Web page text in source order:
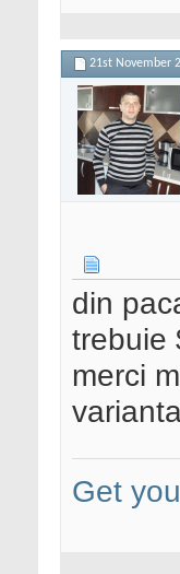
21st November
din
trebuie
merci
Get